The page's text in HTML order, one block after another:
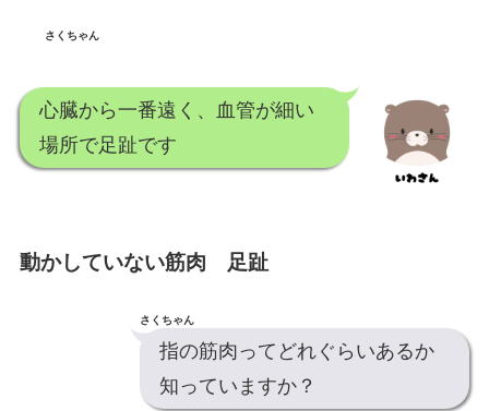
さくちゃん
心臓から一番遠く、血管が細い
場所で足趾です
動かしていない筋肉 足趾
さくちゃん
指の筋肉ってどれぐらいあるか
知っていますか？